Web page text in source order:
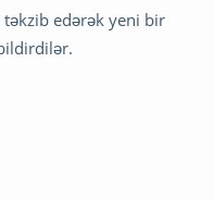
edərək yeni bir